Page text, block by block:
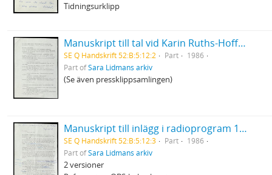
Tidningsurklipp
Manuskript till tal vid Karin Ruths-Hoffmans bår
SE Q Handskrift 52:B:5:12:2 Part
1986
Part ofSara Lidmans arkiv
(Se även pressklippsamlingen)
Manuskript till inlägg i radioprogram 19/3 1986
SE Q Handskrift 52:B:5:12:3 Part
1986
Part ofSara Lidmans arkiv
2 versioner